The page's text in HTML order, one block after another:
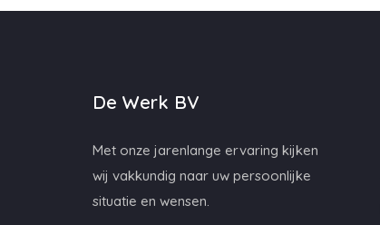
De Werk BV
Met onze jarenlange ervaring kijken
wij vakkundig naar uw persoonlijke
situatie en wensen.